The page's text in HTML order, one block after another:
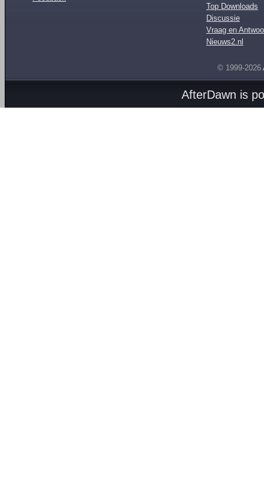
Top Downloads
Discussie
Vraag en
Nieuws2.nl
© 1999-2026
AfterDawn is